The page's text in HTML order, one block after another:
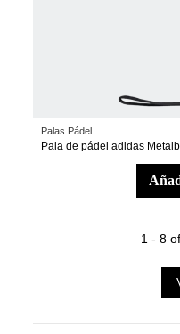
Palas Pádel
Pala de pádel adidas
1 - 8